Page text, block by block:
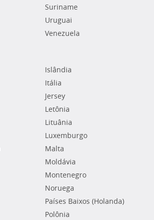
Suriname
Uruguai
Venezuela
Islândia
Itália
Jersey
Letônia
Lituânia
Luxemburgo
Malta
Moldávia
Montenegro
Noruega
Países Baixos (Holanda)
Polônia